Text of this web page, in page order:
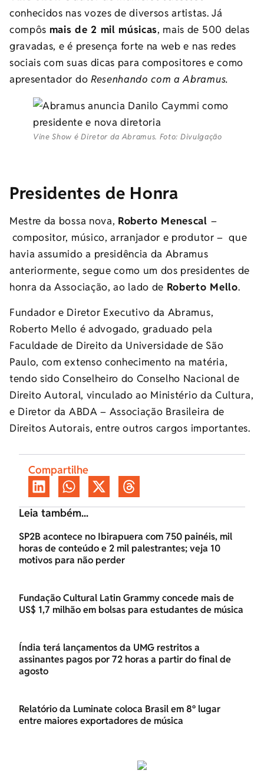
conhecidos nas vozes de diversos artistas. Já
compôs mais de 2 mil músicas, mais de 500 delas
gravadas, e é presença forte na web e nas redes
sociais com suas dicas para compositores e como
apresentador do Resenhando com a Abramus.
Vine Show é Diretor da Abramus. Foto: Divulgação
Presidentes de Honra
Mestre da bossa nova, Roberto Menescal –
compositor, músico, arranjador e produtor – que
havia assumido a presidência da Abramus
anteriormente, segue como um dos presidentes de
honra da Associação, ao lado de Roberto Mello.
Fundador e Diretor Executivo da Abramus,
Roberto Mello é advogado, graduado pela
Faculdade de Direito da Universidade de São
Paulo, com extenso conhecimento na matéria,
tendo sido Conselheiro do Conselho Nacional de
Direito Autoral, vinculado ao Ministério da Cultura,
e Diretor da ABDA – Associação Brasileira de
Direitos Autorais, entre outros cargos importantes.
Compartilhe
Leia também...
SP2B acontece no Ibirapuera com 750 painéis, mil
horas de conteúdo e 2 mil palestrantes; veja 10
motivos para não perder
Fundação Cultural Latin Grammy concede mais de
US$ 1,7 milhão em bolsas para estudantes de música
Índia terá lançamentos da UMG restritos a
assinantes pagos por 72 horas a partir do final de
agosto
Relatório da Luminate coloca Brasil em 8º lugar
entre maiores exportadores de música